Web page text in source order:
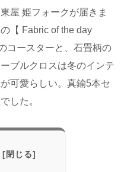
屋 姫フォークが届きま
【 Fabric of the day
コースターと、石畳柄の
ブルクロスは冬のインテ
可愛らしい。真鍮5本セ
した。